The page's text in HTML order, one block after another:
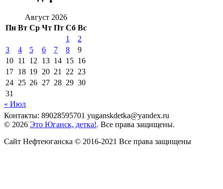
Август 2026
Пн Вт Ср Чт Пт Сб Вс
1
2
3
4 5 6 7 8
9
10 11 12 13 14 15 16
17 18 19 20 21 22 23
24 25 26 27 28 29 30
31
« Июл
Контакты: 89028595701 yuganskdetka@yandex.ru
© 2026 Это Юганск, детка!. Все права защищены.
Сайт Нефтеюганска © 2016-2021 Все права защищены